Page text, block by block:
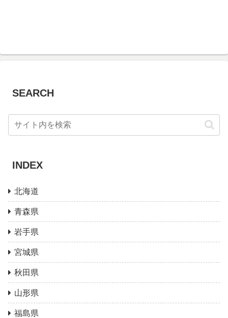
SEARCH
INDEX
北海道
青森県
岩手県
宮城県
秋田県
山形県
福島県